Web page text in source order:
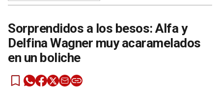
Sorprendidos a los besos: Alfa y
Delfina Wagner muy acaramelados
en un boliche